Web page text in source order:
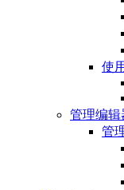
使
管理编辑
管